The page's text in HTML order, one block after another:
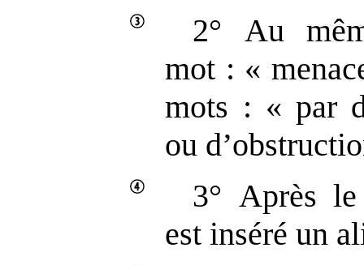
2° Au
mot : «
mots : « par
ou
3° Après
est inséré un